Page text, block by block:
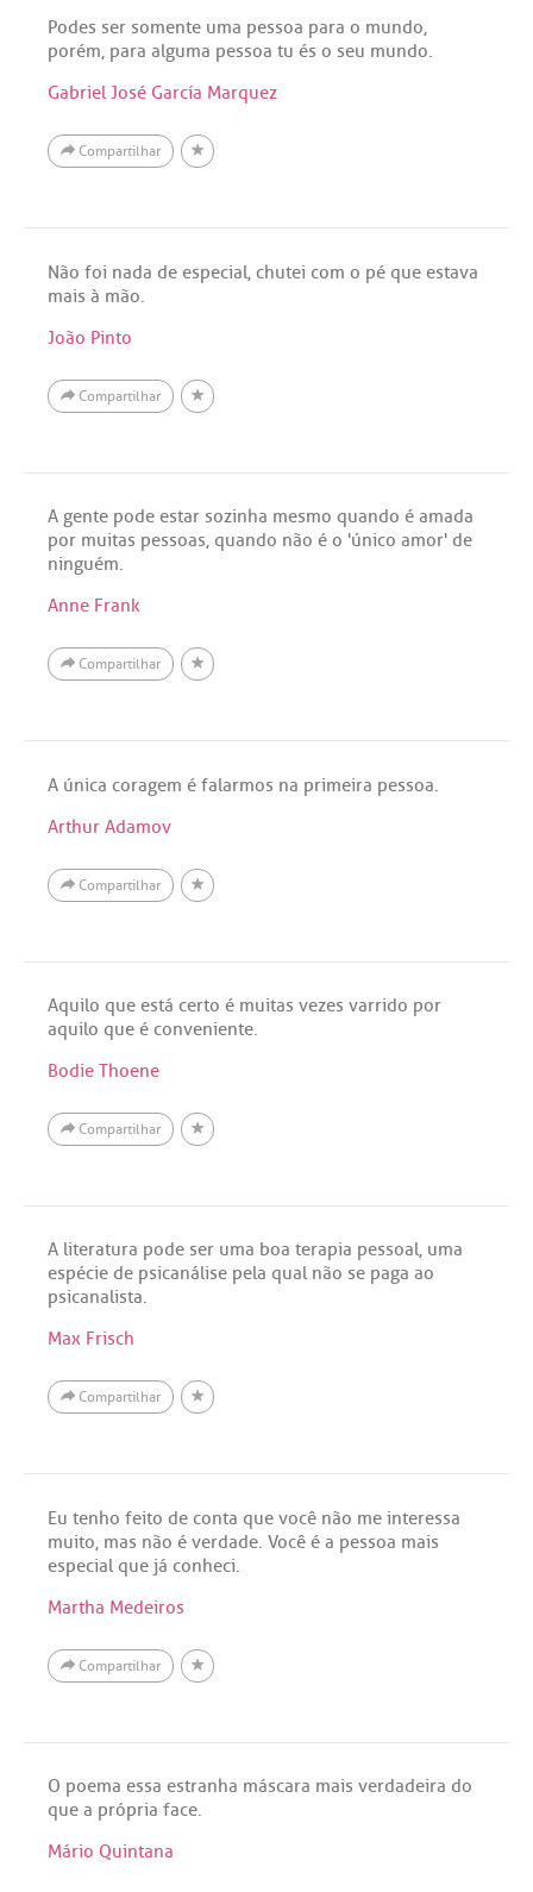
Podes ser somente uma pessoa para o mundo,
porém, para alguma pessoa tu és o seu mundo.
Gabriel José García Marquez
Compartilhar
Não foi nada de especial, chutei com o pé que estava
mais à mão.
João Pinto
Compartilhar
A gente pode estar sozinha mesmo quando é amada
por muitas pessoas, quando não é o 'único amor' de
ninguém.
Anne Frank
Compartilhar
A única coragem é falarmos na primeira pessoa.
Arthur Adamov
Compartilhar
Aquilo que está certo é muitas vezes varrido por
aquilo que é conveniente.
Bodie Thoene
Compartilhar
A literatura pode ser uma boa terapia pessoal, uma
espécie de psicanálise pela qual não se paga ao
psicanalista.
Max Frisch
Compartilhar
Eu tenho feito de conta que você não me interessa
muito, mas não é verdade. Você é a pessoa mais
especial que já conheci.
Martha Medeiros
Compartilhar
O poema essa estranha máscara mais verdadeira do
que a própria face.
Mário Quintana